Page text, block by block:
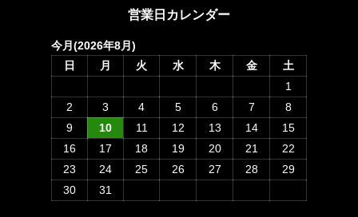
営業日カレンダー
今月(2026年8月)
日
月 火 水 木 金
土
1
2
3 4 5 6 7
8
9
10 11 12 13 14
15
16
17 18 19 20 21
22
23
24 25 26 27 28
29
30
31